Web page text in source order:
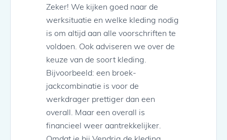
Zeker! We kijken goed naar de
werksituatie en welke kleding nodig
is om altijd aan alle voorschriften te
voldoen. Ook adviseren we over de
keuze van de soort kleding.
Bijvoorbeeld: een broek-
jackcombinatie is voor de
werkdrager prettiger dan een
overall. Maar een overall is
financieel weer aantrekkelijker.